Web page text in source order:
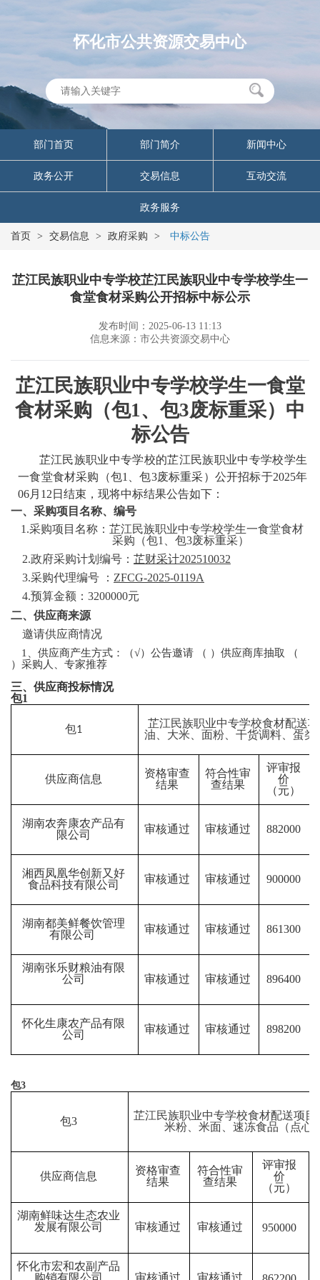
怀化市公共资源交易中心
部门首页 部门简介 新闻中心
政务公开 交易信息 互动交流
政务服务
首页 > 交易信息 > 政府采购 > 中标公告
芷江民族职业中专学校芷江民族职业中专学校学生一
食堂食材采购公开招标中标公示
发布时间：2025-06-13 11:13
信息来源：市公共资源交易中心
芷江民族职业中专学校学生一食堂
食材采购（包1、包3废标重采）中
标公告
芷江民族职业中专学校的芷江民族职业中专学校学生
一食堂食材采购（包1、包3废标重采）公开招标于2025年
06月12日结束，现将中标结果公告如下：
一、采购项目名称、编号
1.采购项目名称：芷江民族职业中专学校学生一食堂食材
采购（包1、包3废标重采）
2.政府采购计划编号： 芷财采计202510032
3.采购代理编号 ： ZFCG-2025-0119A
4.预算金额：3200000元
二、供应商来源
邀请供应商情况
1、供应商产生方式：（√）公告邀请 （ ）供应商库抽取 （
）采购人、专家推荐
三、供应商投标情况
包1
包1
芷江民族职业中专学校食材配送
油、大米、面粉、干货调料、蛋类
供应商信息
资格审查
结果
符合性审
查结果
评审报
价
（元）
湖南农奔康农产品有
限公司
审核通过 审核通过 882000
湘西凤凰华创新又好
食品科技有限公司
审核通过 审核通过 900000
湖南都美鲜餐饮管理
有限公司
审核通过 审核通过 861300
湖南张乐财粮油有限
公司
审核通过 审核通过 896400
怀化生康农产品有限
公司
审核通过 审核通过 898200
包3
包3 芷江民族职业中专学校食材配送项目
米粉、米面、速冻食品（点心
供应商信息
资格审查
结果
符合性审
查结果
评审报
价
（元）
湖南鲜味达生态农业
发展有限公司
审核通过 审核通过 950000
怀化市宏和农副产品
购销有限公司
审核通过 审核通过